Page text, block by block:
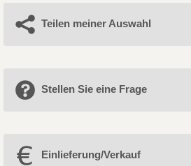
Teilen meiner Auswahl
Stellen Sie eine Frage
Einlieferung/Verkauf